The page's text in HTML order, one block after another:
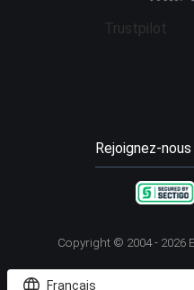
Trustpilot
Rejoignez-nous

Copyright © 2004 - 2026
 Français